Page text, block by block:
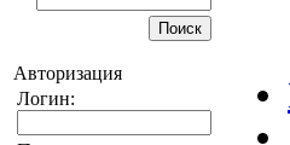
Авторизация
Логин: